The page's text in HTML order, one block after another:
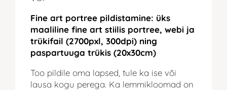
Fine art portree pildistamine: üks
maaliline fine art stiilis portree, webi ja
trükifail (2700pxl, 300dpi) ning
paspartuuga trükis (20x30cm)
Too pildile oma lapsed, tule ka ise või
lausa kogu perega. Ka lemmikloomad on